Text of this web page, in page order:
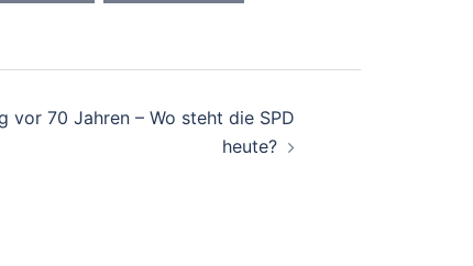
vor 70 Jahren – Wo steht die SPD
heute?